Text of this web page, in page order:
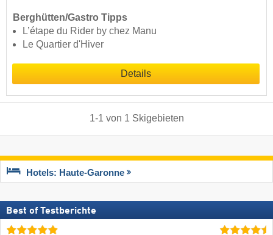
Berghütten/Gastro Tipps
L’étape du Rider by chez Manu
Le Quartier d'Hiver
Details
1-1 von 1 Skigebieten
Hotels: Haute-Garonne
Best of Testberichte